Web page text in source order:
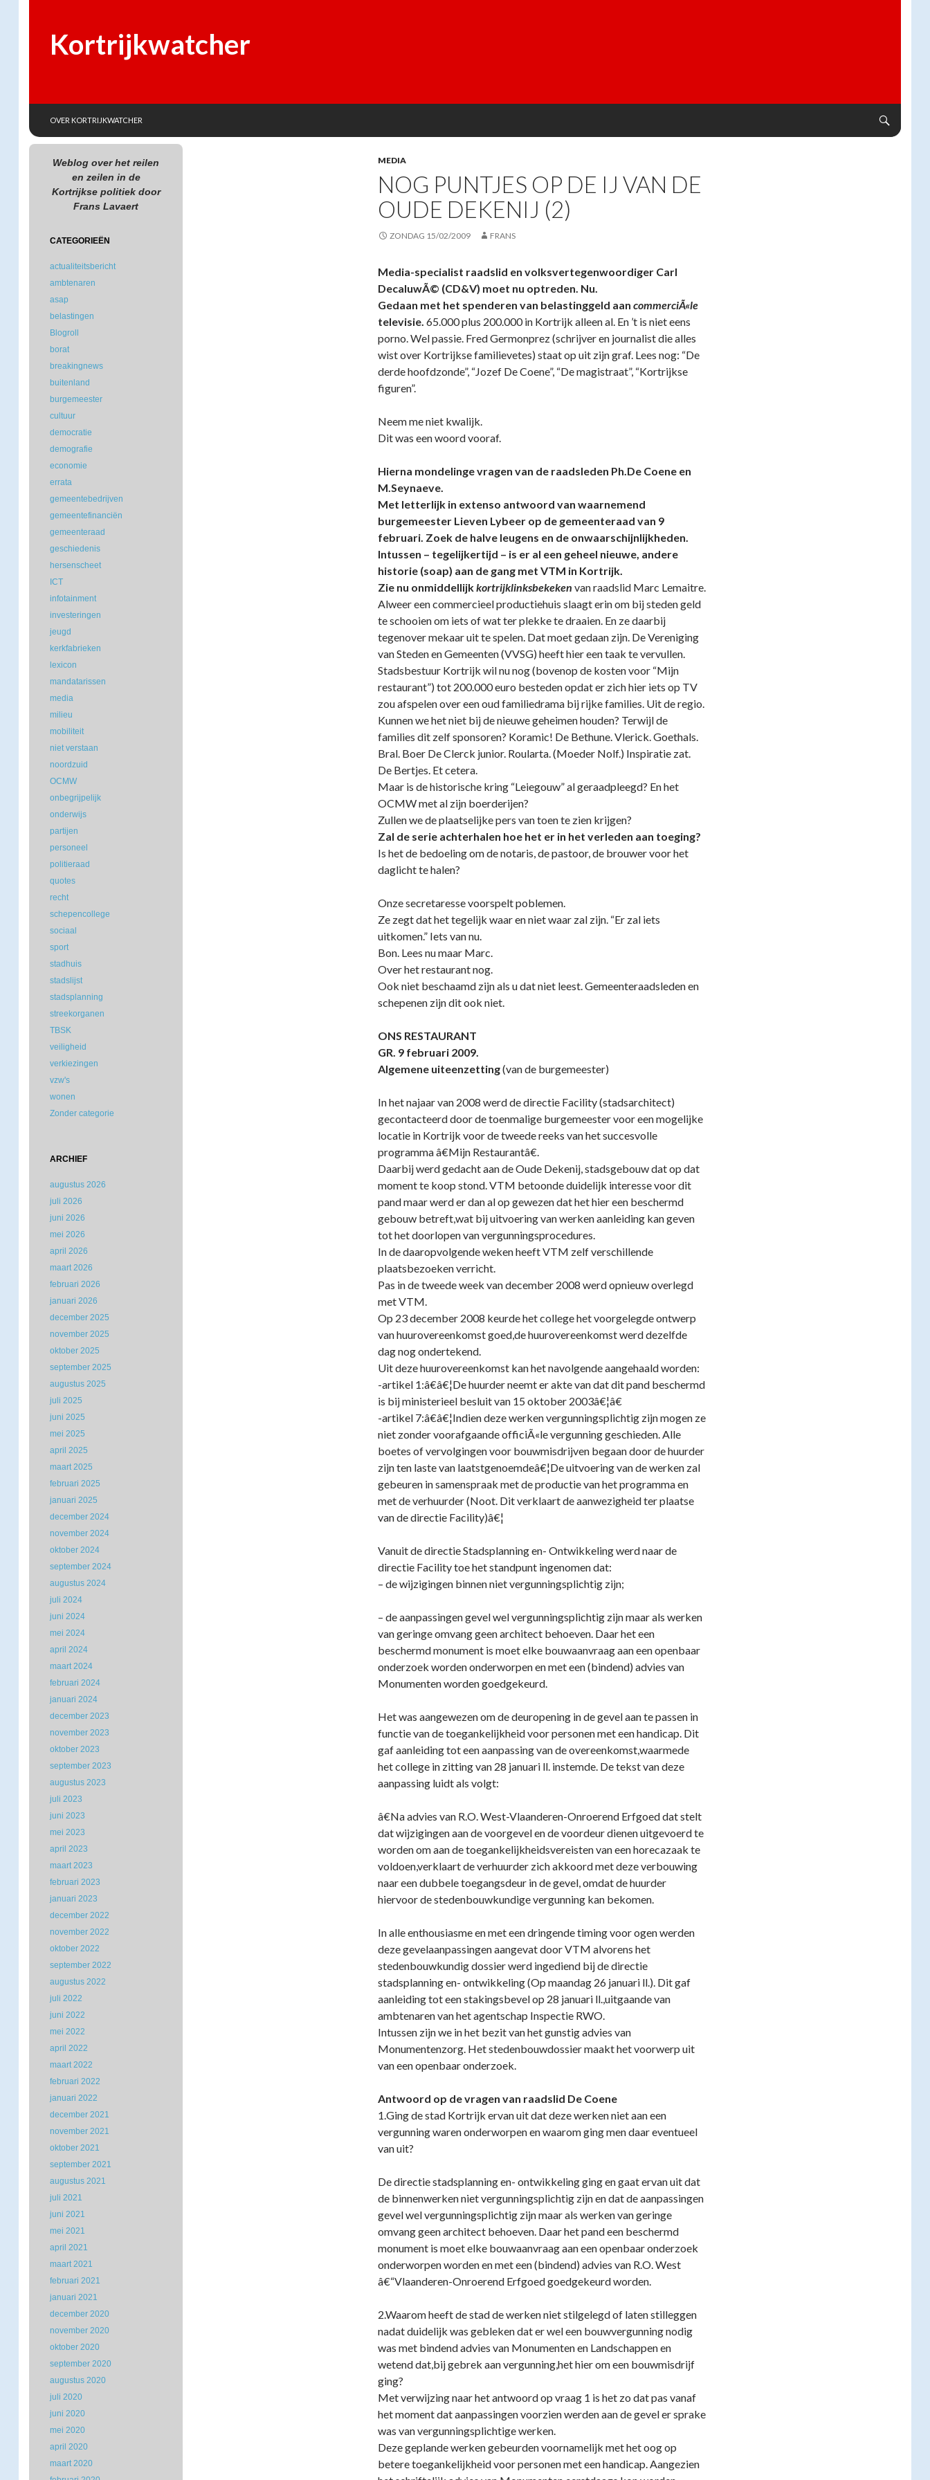
Kortrijkwatcher
OVER KORTRIJKWATCHER
MEDIA
NOG PUNTJES OP DE IJ VAN DE
OUDE DEKENIJ (2)
ZONDAG 15/02/2009 FRANS
Media-specialist raadslid en volksvertegenwoordiger Carl
DecaluwÃ© (CD&V) moet nu optreden. Nu.
Gedaan met het spenderen van belastinggeld aan commerciÃ«le
televisie. 65.000 plus 200.000 in Kortrijk alleen al. En ’t is niet eens
porno. Wel passie. Fred Germonprez (schrijver en journalist die alles
wist over Kortrijkse familievetes) staat op uit zijn graf. Lees nog: “De
derde hoofdzonde”, “Jozef De Coene”, “De magistraat”, “Kortrijkse
figuren”.
Neem me niet kwalijk.
Dit was een woord vooraf.
Hierna mondelinge vragen van de raadsleden Ph.De Coene en
M.Seynaeve.
Met letterlijk in extenso antwoord van waarnemend
burgemeester Lieven Lybeer op de gemeenteraad van 9
februari. Zoek de halve leugens en de onwaarschijnlijkheden.
Intussen – tegelijkertijd – is er al een geheel nieuwe, andere
historie (soap) aan de gang met VTM in Kortrijk.
Zie nu onmiddellijkkortrijklinksbekeken van raadslid Marc Lemaitre.
Alweer een commercieel productiehuis slaagt erin om bij steden geld
te schooien om iets of wat ter plekke te draaien. En ze daarbij
tegenover mekaar uit te spelen. Dat moet gedaan zijn. De Vereniging
van Steden en Gemeenten (VVSG) heeft hier een taak te vervullen.
Stadsbestuur Kortrijk wil nu nog (bovenop de kosten voor “Mijn
restaurant”) tot 200.000 euro besteden opdat er zich hier iets op TV
zou afspelen over een oud familiedrama bij rijke families. Uit de regio.
Kunnen we het niet bij de nieuwe geheimen houden? Terwijl de
families dit zelf sponsoren? Koramic! De Bethune. Vlerick. Goethals.
Bral. Boer De Clerck junior. Roularta. (Moeder Nolf.) Inspiratie zat.
De Bertjes. Et cetera.
Maar is de historische kring “Leiegouw” al geraadpleegd? En het
OCMW met al zijn boerderijen?
Zullen we de plaatselijke pers van toen te zien krijgen?
Zal de serie achterhalen hoe het er in het verleden aan toeging?
Is het de bedoeling om de notaris, de pastoor, de brouwer voor het
daglicht te halen?
Onze secretaresse voorspelt poblemen.
Ze zegt dat het tegelijk waar en niet waar zal zijn. “Er zal iets
uitkomen.” Iets van nu.
Bon. Lees nu maar Marc.
Over het restaurant nog.
Ook niet beschaamd zijn als u dat niet leest. Gemeenteraadsleden en
schepenen zijn dit ook niet.
ONS RESTAURANT
GR. 9 februari 2009.
Algemene uiteenzetting(van de burgemeester)
In het najaar van 2008 werd de directie Facility (stadsarchitect)
gecontacteerd door de toenmalige burgemeester voor een mogelijke
locatie in Kortrijk voor de tweede reeks van het succesvolle
programma â€Mijn Restaurantâ€.
Daarbij werd gedacht aan de Oude Dekenij, stadsgebouw dat op dat
moment te koop stond. VTM betoonde duidelijk interesse voor dit
pand maar werd er dan al op gewezen dat het hier een beschermd
gebouw betreft,wat bij uitvoering van werken aanleiding kan geven
tot het doorlopen van vergunningsprocedures.
In de daaropvolgende weken heeft VTM zelf verschillende
plaatsbezoeken verricht.
Pas in de tweede week van december 2008 werd opnieuw overlegd
met VTM.
Op 23 december 2008 keurde het college het voorgelegde ontwerp
van huurovereenkomst goed,de huurovereenkomst werd dezelfde
dag nog ondertekend.
Uit deze huurovereenkomst kan het navolgende aangehaald worden:
-artikel 1:â€â€¦De huurder neemt er akte van dat dit pand beschermd
is bij ministerieel besluit van 15 oktober 2003â€¦â€
-artikel 7:â€â€¦Indien deze werken vergunningsplichtig zijn mogen ze
niet zonder voorafgaande officiÃ«le vergunning geschieden. Alle
boetes of vervolgingen voor bouwmisdrijven begaan door de huurder
zijn ten laste van laatstgenoemdeâ€¦De uitvoering van de werken zal
gebeuren in samenspraak met de productie van het programma en
met de verhuurder (Noot. Dit verklaart de aanwezigheid ter plaatse
van de directie Facility)â€¦
Vanuit de directie Stadsplanning en- Ontwikkeling werd naar de
directie Facility toe het standpunt ingenomen dat:
– de wijzigingen binnen niet vergunningsplichtig zijn;
– de aanpassingen gevel wel vergunningsplichtig zijn maar als werken
van geringe omvang geen architect behoeven. Daar het een
beschermd monument is moet elke bouwaanvraag aan een openbaar
onderzoek worden onderworpen en met een (bindend) advies van
Monumenten worden goedgekeurd.
Het was aangewezen om de deuropening in de gevel aan te passen in
functie van de toegankelijkheid voor personen met een handicap. Dit
gaf aanleiding tot een aanpassing van de overeenkomst,waarmede
het college in zitting van 28 januari ll. instemde. De tekst van deze
aanpassing luidt als volgt:
â€Na advies van R.O. West-Vlaanderen-Onroerend Erfgoed dat stelt
dat wijzigingen aan de voorgevel en de voordeur dienen uitgevoerd te
worden om aan de toegankelijkheidsvereisten van een horecazaak te
voldoen,verklaart de verhuurder zich akkoord met deze verbouwing
naar een dubbele toegangsdeur in de gevel, omdat de huurder
hiervoor de stedenbouwkundige vergunning kan bekomen.
In alle enthousiasme en met een dringende timing voor ogen werden
deze gevelaanpassingen aangevat door VTM alvorens het
stedenbouwkundig dossier werd ingediend bij de directie
stadsplanning en- ontwikkeling (Op maandag 26 januari ll.). Dit gaf
aanleiding tot een stakingsbevel op 28 januari ll.,uitgaande van
ambtenaren van het agentschap Inspectie RWO.
Intussen zijn we in het bezit van het gunstig advies van
Monumentenzorg. Het stedenbouwdossier maakt het voorwerp uit
van een openbaar onderzoek.
Antwoord op de vragen van raadslid De Coene
1.Ging de stad Kortrijk ervan uit dat deze werken niet aan een
vergunning waren onderworpen en waarom ging men daar eventueel
van uit?
De directie stadsplanning en- ontwikkeling ging en gaat ervan uit dat
de binnenwerken niet vergunningsplichtig zijn en dat de aanpassingen
gevel wel vergunningsplichtig zijn maar als werken van geringe
omvang geen architect behoeven. Daar het pand een beschermd
monument is moet elke bouwaanvraag aan een openbaar onderzoek
onderworpen worden en met een (bindend) advies van R.O. West
â€“Vlaanderen-Onroerend Erfgoed goedgekeurd worden.
2.Waarom heeft de stad de werken niet stilgelegd of laten stilleggen
nadat duidelijk was gebleken dat er wel een bouwvergunning nodig
was met bindend advies van Monumenten en Landschappen en
wetend dat,bij gebrek aan vergunning,het hier om een bouwmisdrijf
ging?
Met verwijzing naar het antwoord op vraag 1 is het zo dat pas vanaf
het moment dat aanpassingen voorzien werden aan de gevel er sprake
was van vergunningsplichtige werken.
Deze geplande werken gebeurden voornamelijk met het oog op
betere toegankelijkheid voor personen met een handicap. Aangezien
Weblog over het reilen
en zeilen in de
Kortrijkse politiek door
Frans Lavaert
CATEGORIEËN
actualiteitsbericht
ambtenaren
asap
belastingen
Blogroll
borat
breakingnews
buitenland
burgemeester
cultuur
democratie
demografie
economie
errata
gemeentebedrijven
gemeentefinanciën
gemeenteraad
geschiedenis
hersenscheet
ICT
infotainment
investeringen
jeugd
kerkfabrieken
lexicon
mandatarissen
media
milieu
mobiliteit
niet verstaan
noordzuid
OCMW
onbegrijpelijk
onderwijs
partijen
personeel
politieraad
quotes
recht
schepencollege
sociaal
sport
stadhuis
stadslijst
stadsplanning
streekorganen
TBSK
veiligheid
verkiezingen
vzw's
wonen
Zonder categorie
ARCHIEF
augustus 2026
juli 2026
juni 2026
mei 2026
april 2026
maart 2026
februari 2026
januari 2026
december 2025
november 2025
oktober 2025
september 2025
augustus 2025
juli 2025
juni 2025
mei 2025
april 2025
maart 2025
februari 2025
januari 2025
december 2024
november 2024
oktober 2024
september 2024
augustus 2024
juli 2024
juni 2024
mei 2024
april 2024
maart 2024
februari 2024
januari 2024
december 2023
november 2023
oktober 2023
september 2023
augustus 2023
juli 2023
juni 2023
mei 2023
april 2023
maart 2023
februari 2023
januari 2023
december 2022
november 2022
oktober 2022
september 2022
augustus 2022
juli 2022
juni 2022
mei 2022
april 2022
maart 2022
februari 2022
januari 2022
december 2021
november 2021
oktober 2021
september 2021
augustus 2021
juli 2021
juni 2021
mei 2021
april 2021
maart 2021
februari 2021
januari 2021
december 2020
november 2020
oktober 2020
september 2020
augustus 2020
juli 2020
juni 2020
mei 2020
april 2020
maart 2020